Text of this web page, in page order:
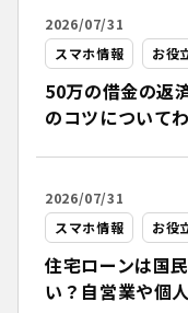
2026/07/31
スマホ情報
お役
50万の借金の返
のコツについて
2026/07/31
スマホ情報
お役
住宅ローンは国
い？自営業や個